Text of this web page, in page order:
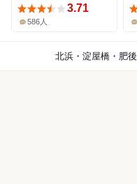
3.71
586人